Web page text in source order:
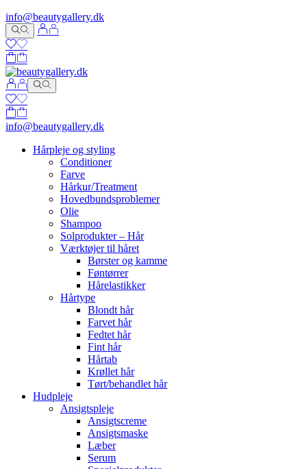
info@beautygallery.dk
info@beautygallery.dk
Hårpleje og styling
Conditioner
Farve
Hårkur/Treatment
Hovedbundsproblemer
Olie
Shampoo
Solprodukter – Hår
Værktøjer til håret
Børster og kamme
Føntørrer
Hårelastikker
Hårtype
Blondt hår
Farvet hår
Fedtet hår
Fint hår
Hårtab
Krøllet hår
Tørt/behandlet hår
Hudpleje
Ansigtspleje
Ansigtscreme
Ansigtsmaske
Læber
Serum